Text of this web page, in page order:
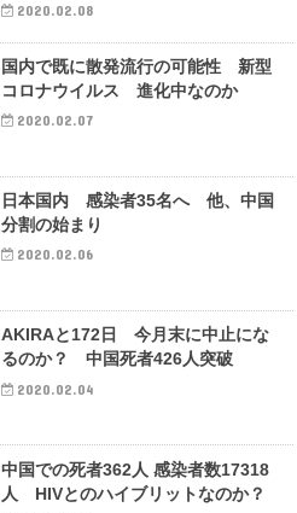
2020.02.08
国内で既に散発流行の可能性 新型
コロナウイルス 進化中なのか
2020.02.07
日本国内 感染者35名へ 他、中国
分割の始まり
2020.02.06
AKIRAと172日 今月末に中止にな
るのか？ 中国死者426人突破
2020.02.04
中国での死者362人 感染者数17318
人 HIVとのハイブリットなのか？